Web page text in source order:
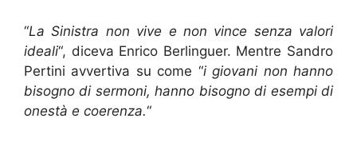
“La Sinistra non vive e non vince senza valori
ideali“, diceva Enrico Berlinguer. Mentre Sandro
Pertini avvertiva su come “i giovani non hanno
bisogno di sermoni, hanno bisogno di esempi di
onestà e coerenza.“